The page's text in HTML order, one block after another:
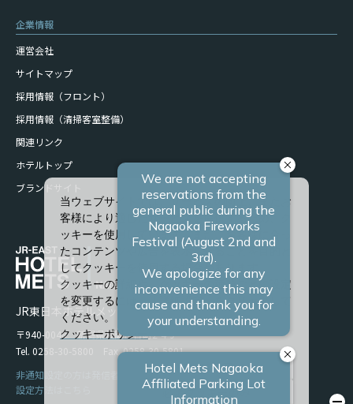
企業情報
運営会社
サイトマップ
採用情報（フロント）
採用情報（清掃客室整備）
関連リンク
ホテルトップ
ブランドサイト
JR東日本ホテルメッツ 長岡
〒940-0048 新潟県長岡市台町2-4-9
Tel. 0258-30-5800 Fax. 0258-30-5801
非通知設定の方は発信者番号を設定の上お電話ください。
設定方法はこちら
当ウェブサイトでは、サービスの向上、またお
客様により適したサービスを提供するため、ク
ッキーを使用しています。また、お客様に合っ
たコンテンツや広告を表示させることを目的と
してクッキーを使用する場合があります。
クッキーの詳細や、クッキーの種類ごとに設定
を変更するには、「詳細設定」をクリックして
ください。
クッキーポリシー
すべて許可
必須クッキーのみ